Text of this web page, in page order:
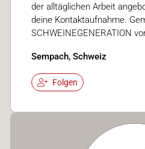
der alltäglichen Arbeit
deine Kontaktaufnahme.
SCHWEINEGENERATION
Sempach, Schweiz
Folgen